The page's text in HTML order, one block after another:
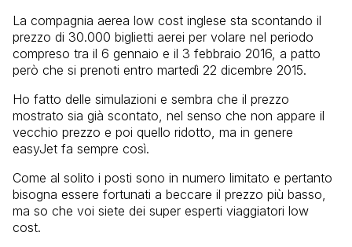
La compagnia aerea low cost inglese sta scontando il
prezzo di 30.000 biglietti aerei per volare nel periodo
compreso tra il 6 gennaio e il 3 febbraio 2016, a patto
però che si prenoti entro martedì 22 dicembre 2015.
Ho fatto delle simulazioni e sembra che il prezzo
mostrato sia già scontato, nel senso che non appare il
vecchio prezzo e poi quello ridotto, ma in genere
easyJet fa sempre così.
Come al solito i posti sono in numero limitato e pertanto
bisogna essere fortunati a beccare il prezzo più basso,
ma so che voi siete dei super esperti viaggiatori low
cost.